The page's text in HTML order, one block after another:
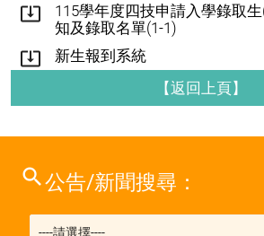
system_update_alt
115學年度四技申請入學錄取
知及錄取名單(1-1)
system_update_alt
新生報到系統
【返回上頁】
search公告/新聞搜尋：